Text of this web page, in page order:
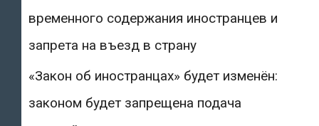
временного содержания иностранцев и
запрета на въезд в страну
«Закон об иностранцах» будет изменён:
законом будет запрещена подача